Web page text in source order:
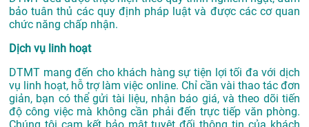
bảo tuân thủ các quy định pháp luật và được các cơ quan
chức năng chấp nhận.
Dịch vụ linh hoạt
DTMT mang đến cho khách hàng sự tiện lợi tối đa với dịch
vụ linh hoạt, hỗ trợ làm việc online. Chỉ cần vài thao tác đơn
giản, bạn có thể gửi tài liệu, nhận báo giá, và theo dõi tiến
độ công việc mà không cần phải đến trực tiếp văn phòng.